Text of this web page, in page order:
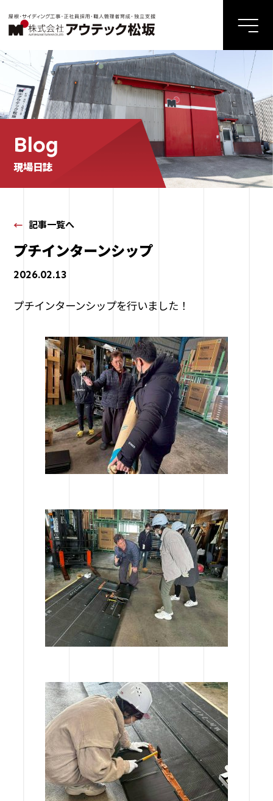
Blog
現場日誌
記事一覧へ
プチインターンシップ
2026.02.13
プチインターンシップを行いました！